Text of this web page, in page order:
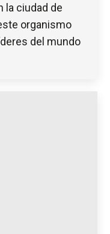
la ciudad de
organismo
del mundo